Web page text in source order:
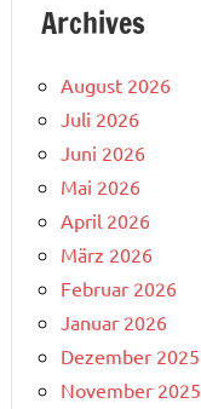
Archives
August 2026
Juli 2026
Juni 2026
Mai 2026
April 2026
März 2026
Februar 2026
Januar 2026
Dezember 2025
November 2025